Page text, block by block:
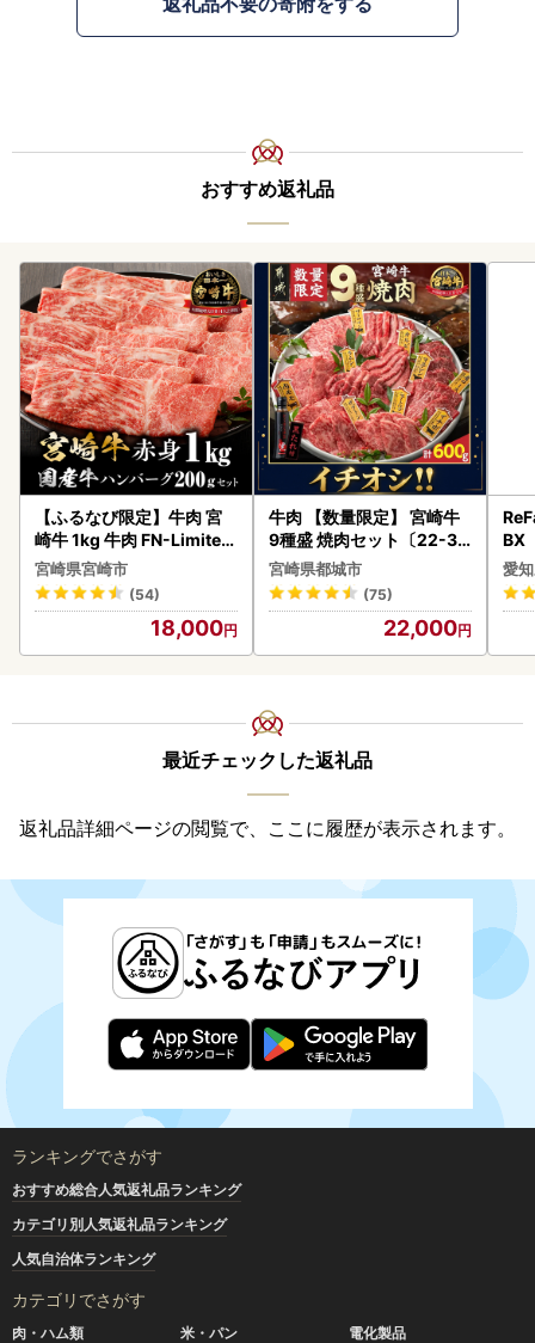
おすすめ返礼品
【ふるなび限定】牛肉 宮
崎牛 1kg 牛肉 FN-Limited
-VO
宮崎県宮崎市
(54)
18,000
牛肉 【数量限定】 宮崎牛
9種盛 焼肉セット〔22-31
-006-600g〕都城 イチオ
シ!! 牛肉
宮崎県都城市
(75)
22,000
BX
ー
ファ
愛
最近チェックした返礼品
返礼品詳細ページの閲覧で、ここに履歴が表示されます。
ランキングでさがす
おすすめ総合人気返礼品ランキング
カテゴリ別人気返礼品ランキング
人気自治体ランキング
カテゴリでさがす
肉・ハム類 米・パン
電化製品